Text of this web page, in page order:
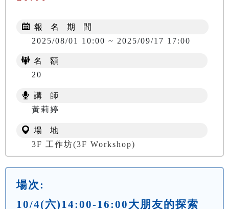
報 名 期 間
2025/08/01 10:00 ~ 2025/09/17 17:00
名 額
20
講 師
黃莉婷
場 地
3F 工作坊(3F Workshop)
場次:
10/4(六)14:00-16:00大朋友的探索